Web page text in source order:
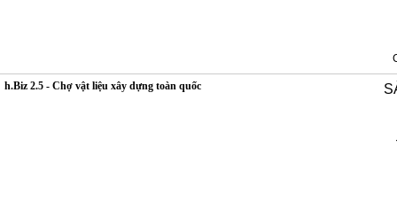
h.Biz 2.5 - Chợ vật liệu xây dựng toàn quốc